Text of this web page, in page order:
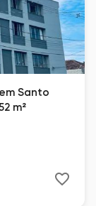
Santo
m²